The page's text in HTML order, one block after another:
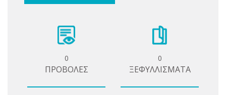
0
ΠΡΟΒΟΛΕΣ
0
ΞΕΦΥΛΛΙΣΜΑΤΑ